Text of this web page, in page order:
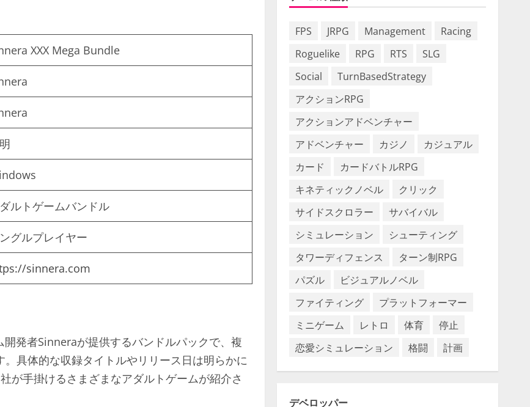
XXX Mega Bundle
ルトゲームバンドル
グルプレイヤー
sinnera.com
開発者Sinneraが提供するバンドルパックで、複
具体的な収録タイトルやリリース日は明らかに
が手掛けるさまざまなアダルトゲームが紹介さ
FPS JRPG Management
Racing
Roguelike
RPG RTS
SLG
Social
TurnBasedStrategy
アクションRPG
アクションアドベンチャー
アドベンチャー
カジノ
カジュアル
カード
カードバトルRPG
キネティックノベル
クリック
サイドスクロラー
サバイバル
シミュレーション
シューティング
タワーディフェンス
ターン制RPG
パズル
ビジュアルノベル
ファイティング
プラットフォーマー
ミニゲーム
レトロ 体育
停止
恋愛シミュレーション
格闘 計画
デベロッパー